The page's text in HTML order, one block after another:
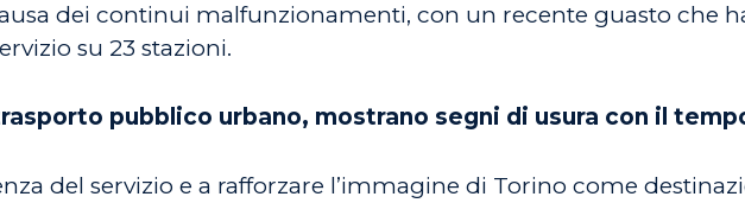
dei continui malfunzionamenti, con un recente guasto che
su 23 stazioni.
pubblico urbano, mostrano segni di usura con il
del servizio e a rafforzare l’immagine di Torino come